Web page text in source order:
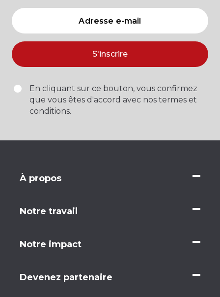
S'inscrire
En cliquant sur ce bouton, vous confirmez
que vous êtes d'accord avec nos termes et
conditions.
À propos
Notre travail
Notre impact
Devenez partenaire